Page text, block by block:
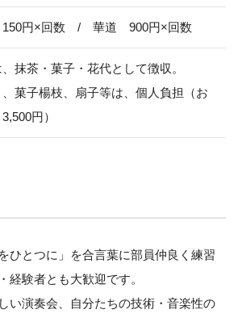
円×回数 / 華道 900円×回数
抹茶・菓子・花代として徴収。
菓子楊枝、扇子等は、個人負担（お
円）
ひとつに」を合言葉に部員仲良く練習
経験者とも大歓迎です。
い演奏会、自分たちの技術・音楽性の